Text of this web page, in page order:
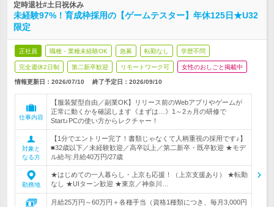
定時退社#土日祝休み
未経験97%！育成枠採用の【ゲームテスター】年休125日★U32
限定
正社員 職種・業種未経験OK 急募 転勤なし 学歴不問
完全週休2日制 第二新卒歓迎 リモートワーク可 女性のおしごと掲載中
情報更新日：2026/07/10 終了予定日： 2026/09/10
仕事内容
【服装髪型自由／副業OK】リリース前のWebアプリやゲームが
正常に動くかを確認します《まずは…》1～2ヵ月の研修で
Start♪PCの使い方からレクチャー！
対象と
なる方
【1分でエントリー完了！書類じゃなくて人柄重視の採用です♪】
■32歳以下／未経験歓迎／高卒以上／第二新卒・既卒歓迎 ★モデ
ル給与:月給40万円/27歳
勤務地
★はじめての一人暮らし・上京も応援！（上京支援あり） ★転勤
なし ★UIターン歓迎 ★東京／神奈川…
月給25万円～60万円＋各種手当（資格1種類につき、毎月3,000円